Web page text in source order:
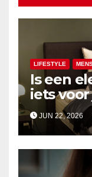
LIFESTYLE
Is een
iets
JUN 22, 2026